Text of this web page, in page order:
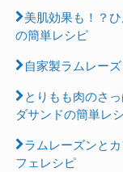
美肌効果も！？
の簡単レシピ
自家製ラムレー
とりもも肉のさ
ダサンドの簡単レ
ラムレーズンと
フェレシピ